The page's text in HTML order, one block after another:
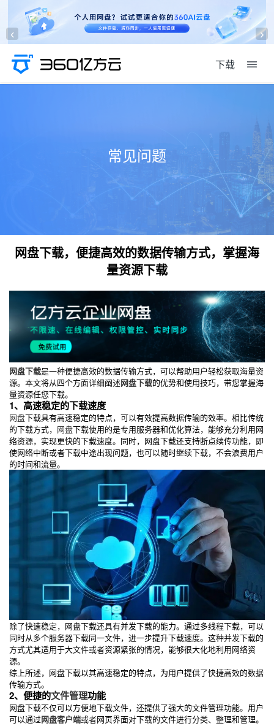
‹ ›
下载
常见问题
网盘下载，便捷高效的数据传输方式，掌握海
量资源下载
网盘下载是一种便捷高效的数据传输方式，可以帮助用户轻松获取海量资
源。本文将从四个方面详细阐述网盘下载的优势和使用技巧，带您掌握海
量资源任您下载。
1、高速稳定的下载速度
网盘下载具有高速稳定的特点，可以有效提高数据传输的效率。相比传统
的下载方式， 网盘下载使用的是专用服务器和优化算法，能够充分利用网
络资源，实现更快的下载速度。同时，网盘下载还支持断点续传功能，即
使网络中断或者下载中途出现问题，也可以随时继续下载，不会浪费用户
的时间和流量。
除了快速稳定，网盘下载还具有并发下载的能力。通过多线程下载，可以
同时从多个服务器下载同一文件，进一步提升下载速度。这种并发下载的
方式尤其适用于大文件或者资源紧张的情况，能够很大化地利用网络资
源。
综上所述，网盘下载以其高速稳定的特点，为用户提供了快捷高效的数据
传输方式。
2、便捷的文件管理功能
网盘下载不仅可以方便地下载文件，还提供了强大的文件管理功能。用户
可以通过网盘客户端或者网页界面对下载的文件进行分类、整理和管理。